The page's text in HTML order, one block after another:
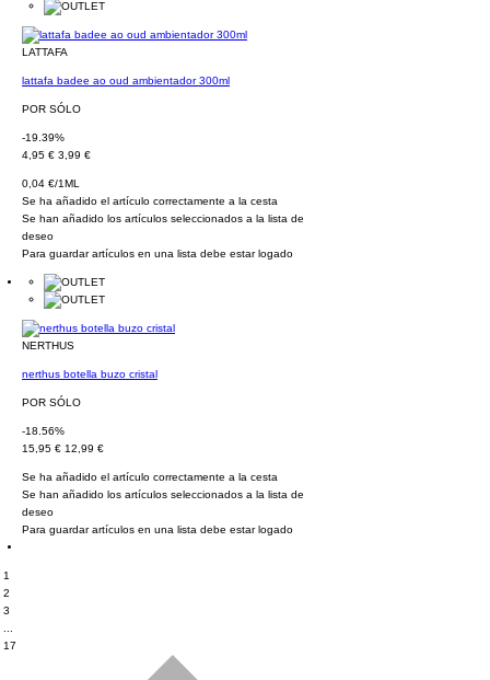
LATTAFA
lattafa badee ao oud ambientador 300ml
POR SÓLO
-19.39%
4,95 € 3,99 €
0,04 €/1ML
Se ha añadido el artículo correctamente a la cesta
Se han añadido los artículos seleccionados a la lista de
deseo
Para guardar artículos en una lista debe estar logado
NERTHUS
nerthus botella buzo cristal
POR SÓLO
-18.56%
15,95 € 12,99 €
Se ha añadido el artículo correctamente a la cesta
Se han añadido los artículos seleccionados a la lista de
deseo
Para guardar artículos en una lista debe estar logado
1
2
3
17